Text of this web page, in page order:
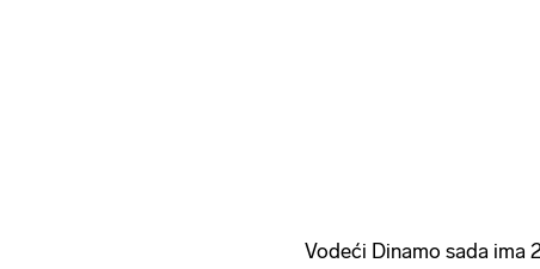
Vodeći Dinamo sada ima